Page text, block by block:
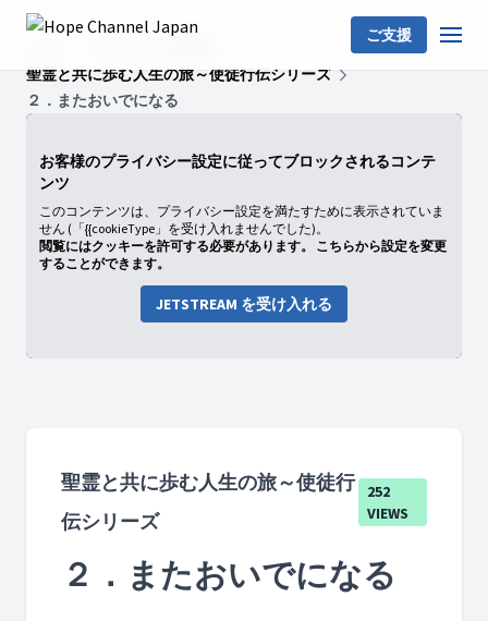
ご支援
聖霊と共に歩む人生の旅～使徒行伝シリーズ
２．またおいでになる
お客様のプライバシー設定に従ってブロックされるコンテ
ンツ
このコンテンツは、プライバシー設定を満たすために表示されていま
せん (「{{cookieType」を受け入れませんでした)。
閲覧にはクッキーを許可する必要があります。 こちらから設定を変更
することができます。
JETSTREAM を受け入れる
聖霊と共に歩む人生の旅～使徒行
伝シリーズ
252
VIEWS
２．またおいでになる